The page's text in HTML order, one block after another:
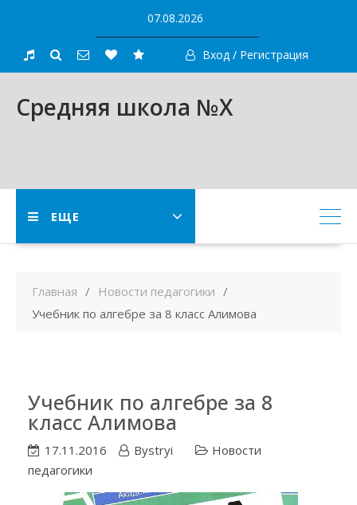
content
07.08.2026
Вход / Регистрация
Средняя школа №X
ЕЩЕ
Главная
Новости педагогики
Учебник по алгебре за 8 класс Алимова
Учебник по алгебре за 8
класс Алимова
17.11.2016 Bystryi
Новости
педагогики